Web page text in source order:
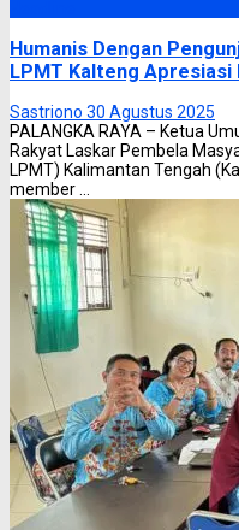
Humanis Dengan
LPMT Kalteng Apresiasi
Sastriono 30 Agustus 2025
PALANGKA RAYA – Ketua
Rakyat Laskar Pembela
LPMT) Kalimantan Tengah
member ...